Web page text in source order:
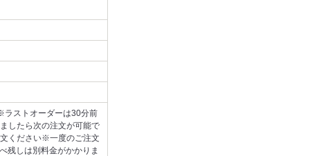
ストオーダーは30分前
したら次の注文が可能で
ください※一度のご注文
残しは別料金がかかりま